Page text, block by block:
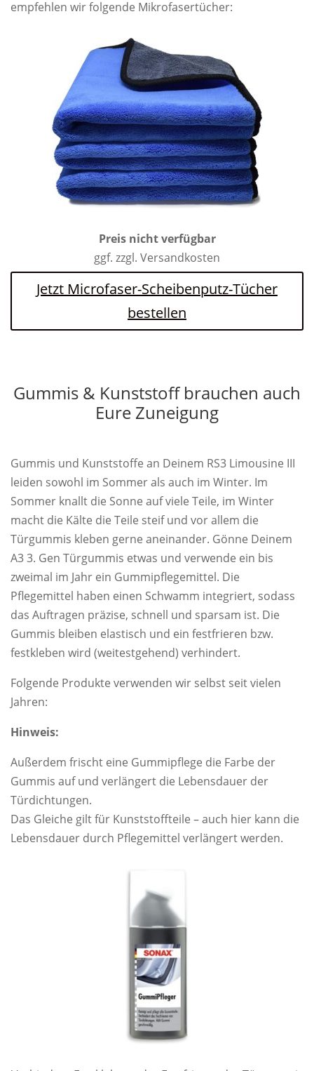
empfehlen wir folgende Mikrofasertücher:
Preis nicht verfügbar
ggf. zzgl. Versandkosten
Jetzt Microfaser-Scheibenputz-Tücher
bestellen
Gummis & Kunststoff brauchen auch
Eure Zuneigung
Gummis und Kunststoffe an Deinem RS3 Limousine III
leiden sowohl im Sommer als auch im Winter. Im
Sommer knallt die Sonne auf viele Teile, im Winter
macht die Kälte die Teile steif und vor allem die
Türgummis kleben gerne aneinander. Gönne Deinem
A3 3. Gen Türgummis etwas und verwende ein bis
zweimal im Jahr ein Gummipflegemittel. Die
Pflegemittel haben einen Schwamm integriert, sodass
das Auftragen präzise, schnell und sparsam ist. Die
Gummis bleiben elastisch und ein festfrieren bzw.
festkleben wird (weitestgehend) verhindert.
Folgende Produkte verwenden wir selbst seit vielen
Jahren:
Hinweis:
Außerdem frischt eine Gummipflege die Farbe der
Gummis auf und verlängert die Lebensdauer der
Türdichtungen.
Das Gleiche gilt für Kunststoffteile – auch hier kann die
Lebensdauer durch Pflegemittel verlängert werden.